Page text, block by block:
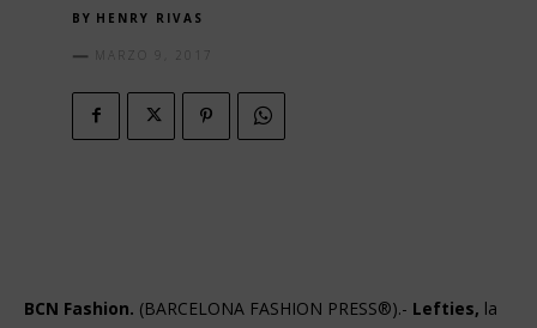
BY HENRY RIVAS
MARZO 9, 2017
BCN Fashion. (BARCELONA FASHION PRESS®).- Lefties, la